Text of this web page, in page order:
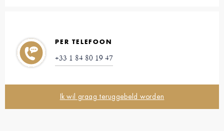
PER TELEFOON
+33 1 84 80 19 47
Ik wil graag teruggebeld worden